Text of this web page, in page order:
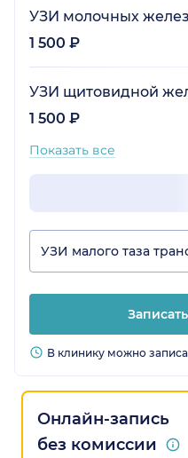
УЗИ молочных желез
1 500 ₽
УЗИ щитовидной
1 500 ₽
Показать все
УЗИ малого таза
В клинику можно
Онлайн-запись
без комиссии